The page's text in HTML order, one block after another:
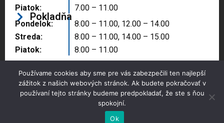
Piatok:
7.00 – 11.00
Pokladňa
Pondelok:
Streda:
Piatok:
8.00 – 11.00, 12.00 – 14.00
8.00 – 11.00, 14.00 – 15.00
8.00 – 11.00
Copyright © 2025 Správa majetku mesta, n.o.,
Partizánske
Používame cookies aby sme pre vás zabezpečili ten najlepší
zážitok z našich webových stránok. Ak budete pokračovať v
používaní tejto stránky budeme predpokladať, že ste s ňou
spokojní.
Ok